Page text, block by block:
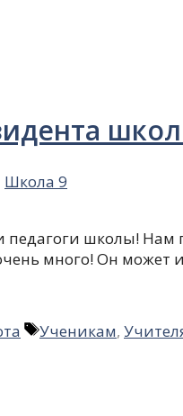
Школа 9
школы! Нам
много! Он может
Метки
Ученикам,